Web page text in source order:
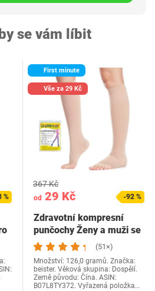
se vám líbit
%
First minute
Vše za 29 Kč
od 29 Kč
367 Kč
-92 %
Zdravotní kompresní
punčochy Ženy a muži se
silikonovým…
(51×)
Množství: 126,0 gramů. Značka:
beister. Věková skupina: Dospělí.
Země původu: Čína. ASIN:
B07L8TY372. Vyřazená položka…